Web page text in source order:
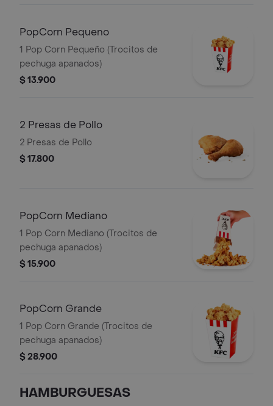
PopCorn Pequeno
1 Pop Corn Pequeño (Trocitos de
pechuga apanados)
$ 13.900
2 Presas de Pollo
2 Presas de Pollo
$ 17.800
PopCorn Mediano
1 Pop Corn Mediano (Trocitos de
pechuga apanados)
$ 15.900
PopCorn Grande
1 Pop Corn Grande (Trocitos de
pechuga apanados)
$ 28.900
HAMBURGUESAS